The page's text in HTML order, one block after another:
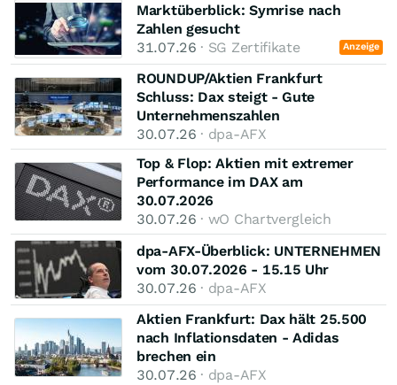
Marktüberblick: Symrise nach
Zahlen gesucht
31.07.26 · SG Zertifikate Anzeige
ROUNDUP/Aktien Frankfurt
Schluss: Dax steigt - Gute
Unternehmenszahlen
30.07.26 · dpa-AFX
Top & Flop: Aktien mit extremer
Performance im DAX am
30.07.2026
30.07.26 · wO Chartvergleich
dpa-AFX-Überblick: UNTERNEHMEN
vom 30.07.2026 - 15.15 Uhr
30.07.26 · dpa-AFX
Aktien Frankfurt: Dax hält 25.500
nach Inflationsdaten - Adidas
brechen ein
30.07.26 · dpa-AFX